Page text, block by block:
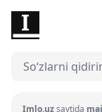
Imlo.uzsaytida